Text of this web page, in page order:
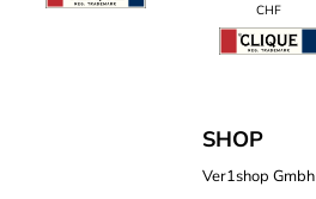
CHF
SHOP
Ver1shop Gmbh